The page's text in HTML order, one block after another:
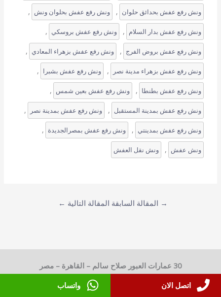
ونش رفع عفش بحدائق حلوان , ونش رفع عفش بحلوان ونش ,
ونش رفع عفش بدار السلام , ونش رفع عفش بروسكي ,
ونش رفع عفش بروض الفرج , ونش رفع عفش بزهراء المعادي ,
ونش رفع عفش بزهراء مدينة نصر , ونش رفع عفش بشبرا ,
ونش رفع عفش بطنطا , ونش رفع عفش بعين شمس ,
ونش رفع عفش بمدينة المستقبل , ونش رفع عفش بمدينة نصر ,
ونش رفع عفش بمدينتي , ونش رفع عفش بمصرالجديدة ,
ونش عفش , ونش نقل العفش
→ المقالة السابقة المقالة التالية ←
30 عمارات العبور صلاح سالم – القاهرة – مصر
بني سويف – مصر
اتصل الان واتساب